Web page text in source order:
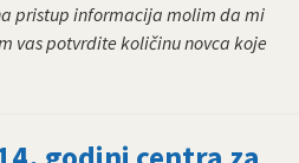
pristup informacija molim da mi
vas potvrdite količinu novca koje